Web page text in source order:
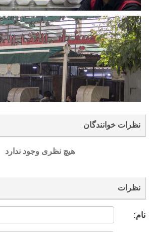
نظرات خوانندگان
هیچ نظری وجود ندارد
نظرات
نام: